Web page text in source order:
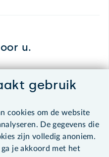
u.
gebruik
cookies om de website
De gegevens die
zijn volledig anoniem.
je akkoord met het